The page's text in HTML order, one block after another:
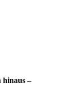
hinaus –